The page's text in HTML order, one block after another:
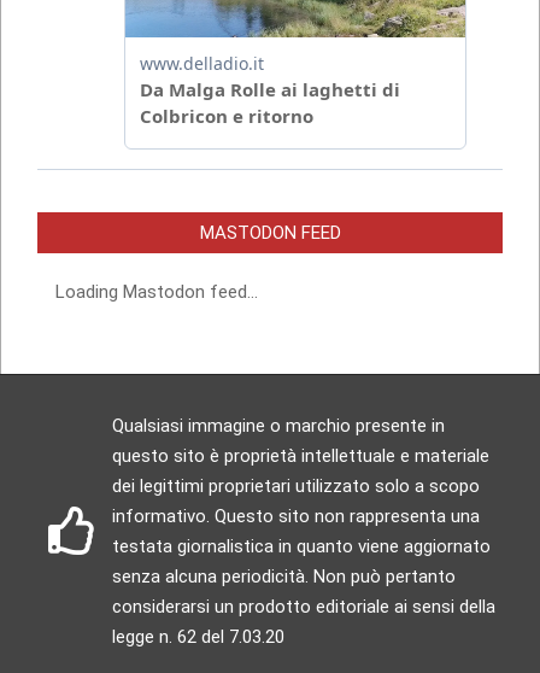
MASTODON FEED
Loading Mastodon feed...
Qualsiasi immagine o marchio presente in
questo sito è proprietà intellettuale e materiale
dei legittimi proprietari utilizzato solo a scopo
informativo. Questo sito non rappresenta una
testata giornalistica in quanto viene aggiornato
senza alcuna periodicità. Non può pertanto
considerarsi un prodotto editoriale ai sensi della
legge n. 62 del 7.03.20